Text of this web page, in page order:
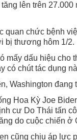
tăng lên trên
quan chức bệnh
bị thương hôm 1/2.
mấy dấu hiệu cho
có chút tác dụng
Washington
Hoa Kỳ Joe
cư Do Thái tấn
do cuộc chiến ở
cũng chịu áp lực